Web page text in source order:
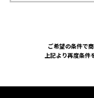
ご希望の条件で
上記より再度条件